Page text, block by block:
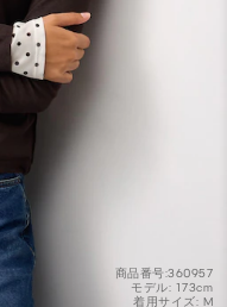
商品番号:360957
モデル: 173cm
着用サイズ: M